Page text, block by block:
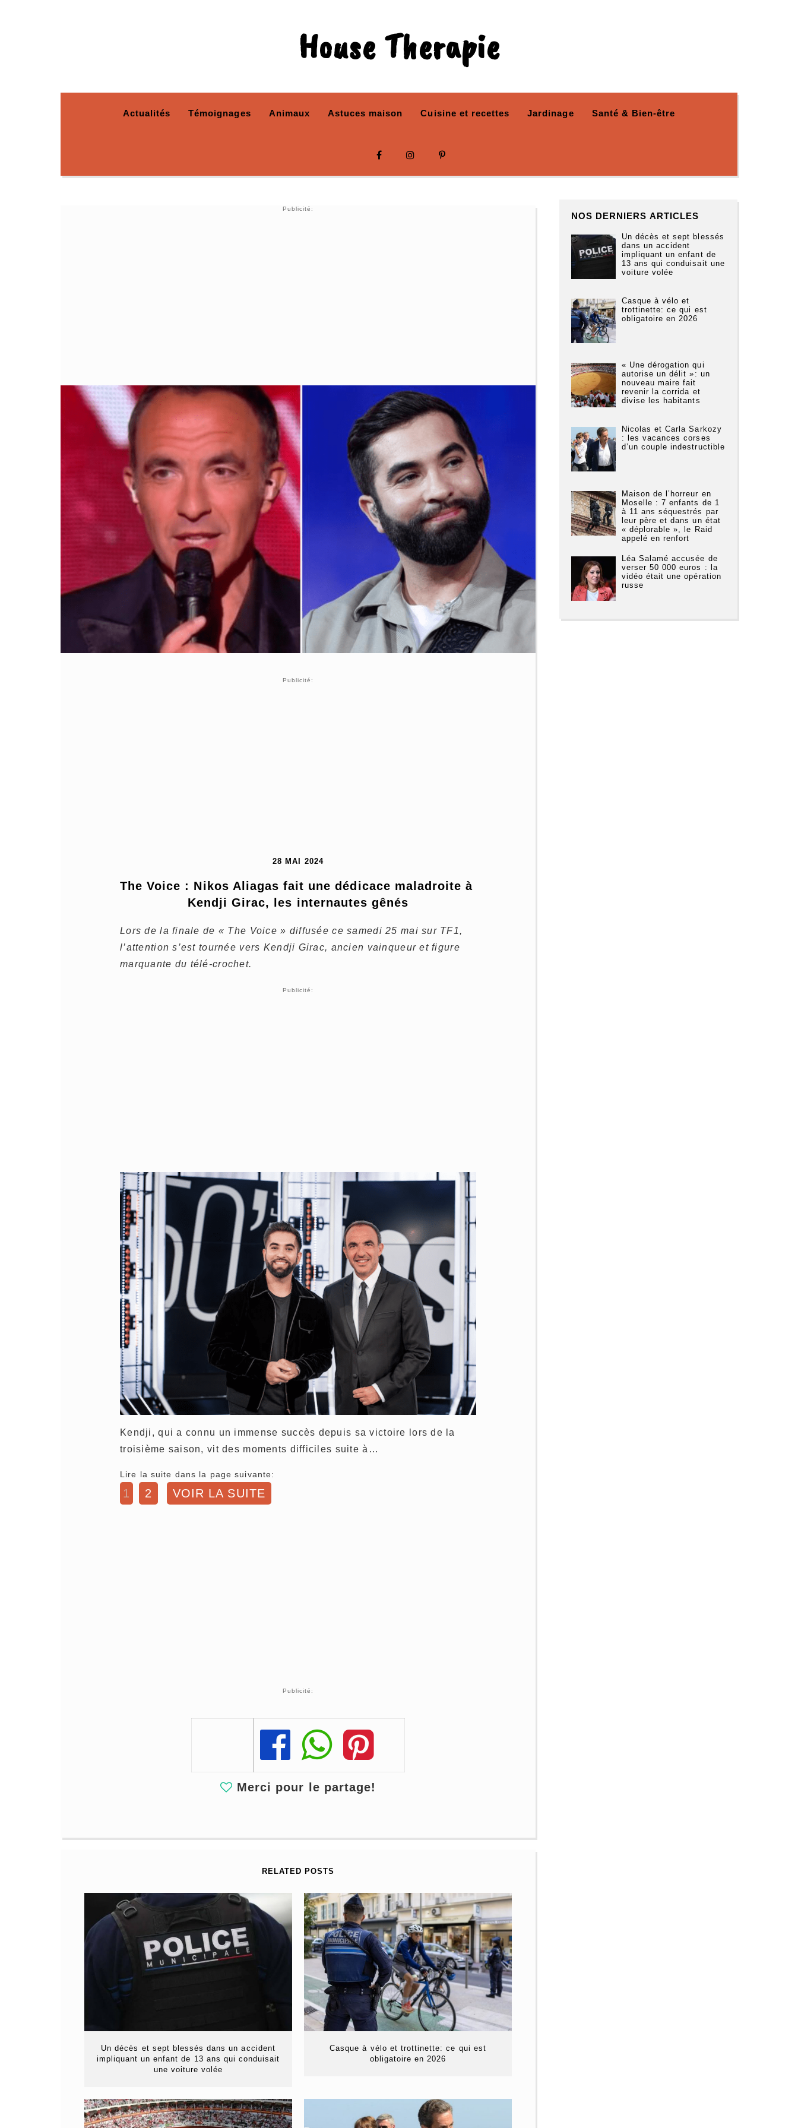
House Therapie
Actualités Témoignages Animaux Astuces maison Cuisine et recettes Jardinage Santé & Bien-être
Publicité:
Publicité:
28 MAI 2024
The Voice : Nikos Aliagas fait une dédicace maladroite à
Kendji Girac, les internautes gênés
Lors de la finale de « The Voice » diffusée ce samedi 25 mai sur TF1,
l’attention s’est tournée vers Kendji Girac, ancien vainqueur et figure
marquante du télé-crochet.
Publicité:
Kendji, qui a connu un immense succès depuis sa victoire lors de la
troisième saison, vit des moments difficiles suite à…
Lire la suite dans la page suivante:
1 2 VOIR LA SUITE
Publicité:
Share
Share
Share
Merci pour le partage!
RELATED POSTS
Un décès et sept blessés dans un accident
impliquant un enfant de 13 ans qui conduisait
une voiture volée
Casque à vélo et trottinette: ce qui est
obligatoire en 2026
NOS DERNIERS ARTICLES
Un décès et sept blessés
dans un accident
impliquant un enfant de
13 ans qui conduisait une
voiture volée
Casque à vélo et
trottinette: ce qui est
obligatoire en 2026
« Une dérogation qui
autorise un délit »: un
nouveau maire fait
revenir la corrida et
divise les habitants
Nicolas et Carla Sarkozy
: les vacances corses
d’un couple indestructible
Maison de l’horreur en
Moselle : 7 enfants de 1
à 11 ans séquestrés par
leur père et dans un état
« déplorable », le Raid
appelé en renfort
Léa Salamé accusée de
verser 50 000 euros : la
vidéo était une opération
russe